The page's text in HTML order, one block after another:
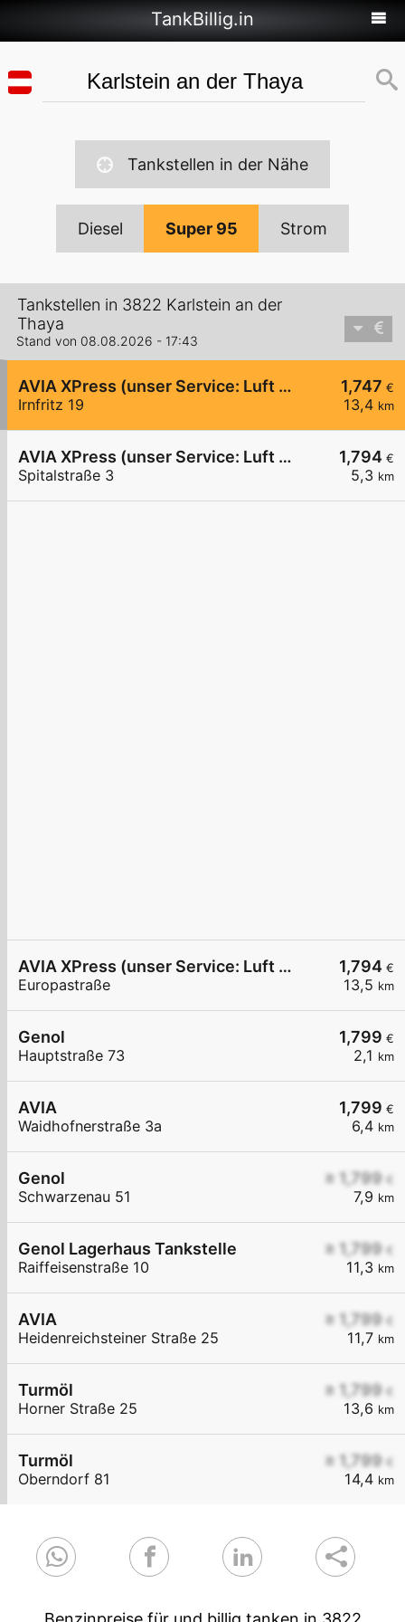
TankBillig.in
Tankstellen in der Nähe
Diesel Super 95 Strom
Tankstellen in 3822 Karlstein an der
Thaya
Stand von 08.08.2026 - 17:43
1,747 €
13,4 km
AVIA XPress (unser Service: Luft und Wasser)
Irnfritz 19
1,794 €
5,3 km
AVIA XPress (unser Service: Luft und Wasser)
Spitalstraße 3
1,794 €
13,5 km
AVIA XPress (unser Service: Luft und Wasser)
Europastraße
1,799 €
2,1 km
Genol
Hauptstraße 73
1,799 €
6,4 km
AVIA
Waidhofnerstraße 3a
≥ 1,799 €
7,9 km
Genol
Schwarzenau 51
≥ 1,799 €
11,3 km
Genol Lagerhaus Tankstelle
Raiffeisenstraße 10
≥ 1,799 €
11,7 km
AVIA
Heidenreichsteiner Straße 25
≥ 1,799 €
13,6 km
Turmöl
Horner Straße 25
≥ 1,799 €
14,4 km
Turmöl
Oberndorf 81